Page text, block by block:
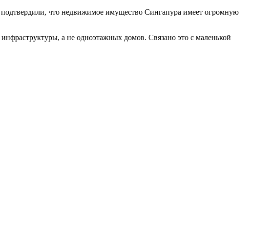
что недвижимое имущество Сингапура имеет огромную
а не одноэтажных домов. Связано это с маленькой